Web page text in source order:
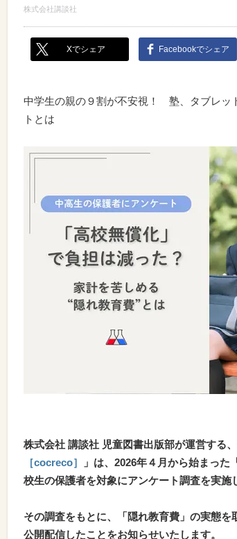
株式会社講談社
Xでシェア Facebookでシェア
中学生の親の９割が不安視！ 塾、タブレ
トとは
株式会社 講談社 児童図書出版部が運営する
［cocreco］
」は、2026年４月から始まっ
校生の保護者を対象にアンケート調査を実施
その調査をもとに、「隠れ教育費」の実態を
公開配信したことをお知らせいたします。